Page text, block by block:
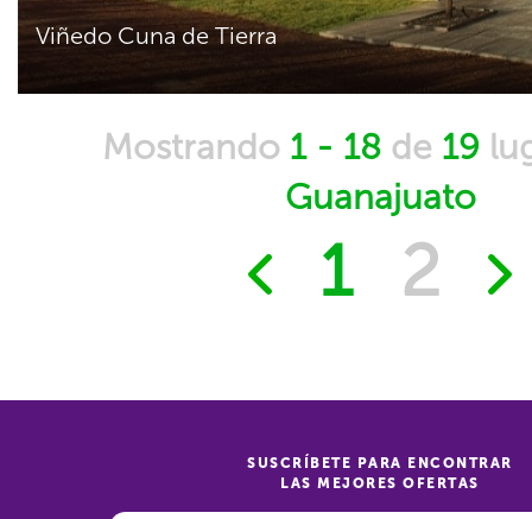
Viñedo Cuna de Tierra
Mostrando 1 - 18 de 19
Guanajuato
1 2
SUSCRÍBETE PARA ENCONTRAR
LAS MEJORES OFERTAS